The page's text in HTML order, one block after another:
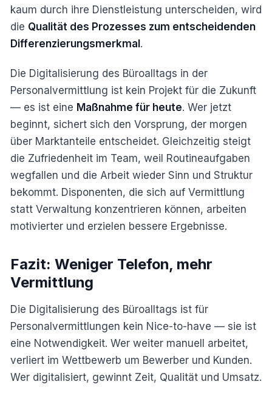
kaum durch ihre Dienstleistung unterscheiden, wird
die Qualität des Prozesses zum entscheidenden
Differenzierungsmerkmal.
Die Digitalisierung des Büroalltags in der
Personalvermittlung ist kein Projekt für die Zukunft
— es ist eine Maßnahme für heute. Wer jetzt
beginnt, sichert sich den Vorsprung, der morgen
über Marktanteile entscheidet. Gleichzeitig steigt
die Zufriedenheit im Team, weil Routineaufgaben
wegfallen und die Arbeit wieder Sinn und Struktur
bekommt. Disponenten, die sich auf Vermittlung
statt Verwaltung konzentrieren können, arbeiten
motivierter und erzielen bessere Ergebnisse.
Fazit: Weniger Telefon, mehr
Vermittlung
Die Digitalisierung des Büroalltags ist für
Personalvermittlungen kein Nice-to-have — sie ist
eine Notwendigkeit. Wer weiter manuell arbeitet,
verliert im Wettbewerb um Bewerber und Kunden.
Wer digitalisiert, gewinnt Zeit, Qualität und Umsatz.